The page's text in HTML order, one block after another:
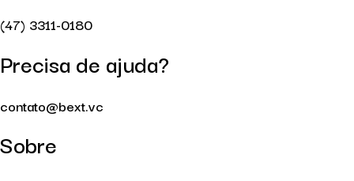
(47) 3311-0180
Precisa de ajuda?
contato@bext.vc
Sobre